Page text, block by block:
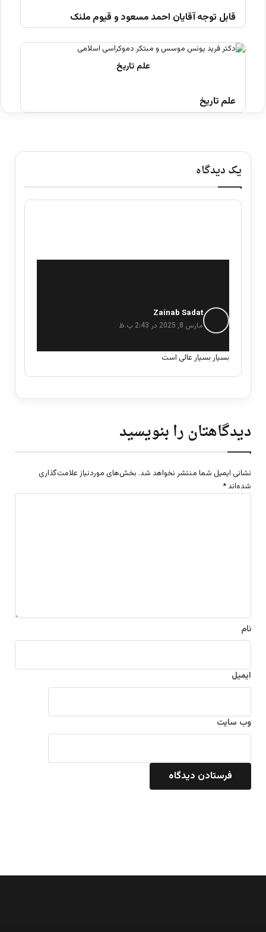
قابل توجه آقایان احمد مسعود و قیوم ملنک
علم تاریخ
یک دیدگاه
Zainab Sadat
ف
:
مارس 8, 2025 در 2:43 ب.ظ
بسیار بسیار عالی است
دیدگاهتان را بنویسید
نشانی ایمیل شما منتشر نخواهد شد. بخش‌های موردنیاز علامت‌گذاری
شده‌اند *
نام
ایمیل
وب‌ سایت